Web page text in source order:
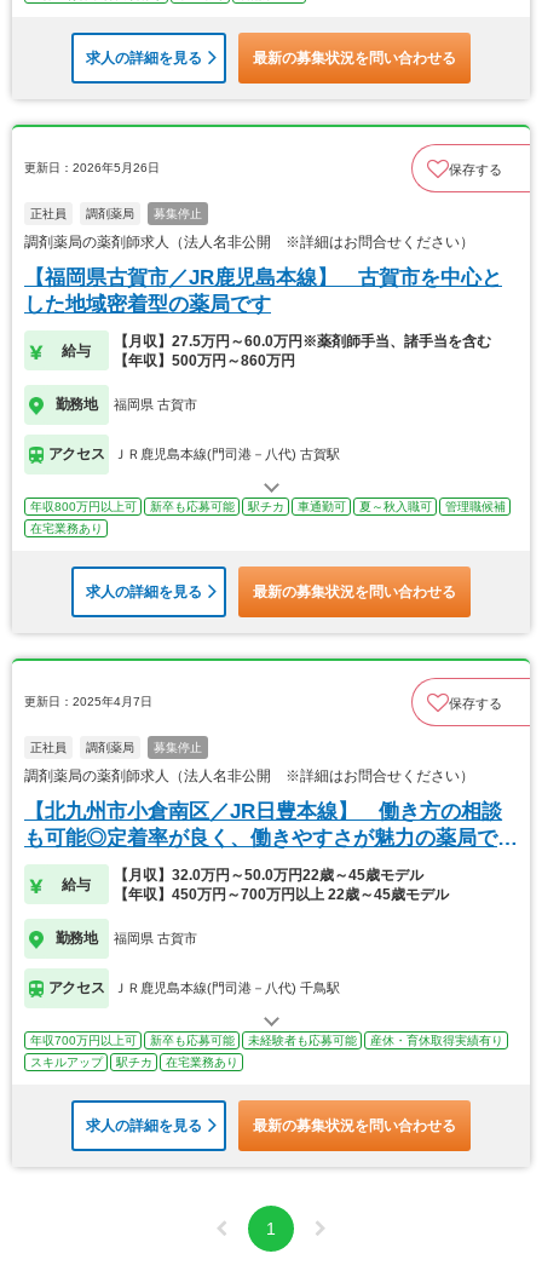
求人の詳細を見る 最新の募集状況を問い合わせる
更新日：2026年5月26日 保存する
正社員 調剤薬局 募集停止
調剤薬局の薬剤師求人（法人名非公開 ※詳細はお問合せください）
【福岡県古賀市／JR鹿児島本線】 古賀市を中心と
した地域密着型の薬局です
給与
【月収】27.5万円～60.0万円※薬剤師手当、諸手当を含む
【年収】500万円～860万円
勤務地 福岡県 古賀市
アクセス ＪＲ鹿児島本線(門司港－八代) 古賀駅
年収800万円以上可 新卒も応募可能 駅チカ 車通勤可 夏～秋入職可
管理職候補
在宅業務あり
求人の詳細を見る 最新の募集状況を問い合わせる
更新日：2025年4月7日 保存する
正社員 調剤薬局 募集停止
調剤薬局の薬剤師求人（法人名非公開 ※詳細はお問合せください）
【北九州市小倉南区／JR日豊本線】 働き方の相談
も可能◎定着率が良く、働きやすさが魅力の薬局で
す！
給与
【月収】32.0万円～50.0万円22歳～45歳モデル
【年収】450万円～700万円以上 22歳～45歳モデル
勤務地 福岡県 古賀市
アクセス ＪＲ鹿児島本線(門司港－八代) 千鳥駅
年収700万円以上可 新卒も応募可能 未経験者も応募可能
産休・育休取得実績有り
スキルアップ
駅チカ 在宅業務あり
求人の詳細を見る 最新の募集状況を問い合わせる
1